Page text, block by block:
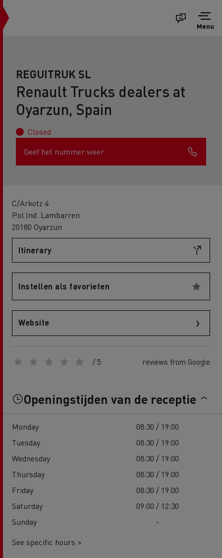
Menu
REGUITRUK SL
Renault Trucks dealers at
Oyarzun, Spain
Closed
Geef het nummer weer
C/Arkotz 4
Pol.Ind. Lambarren
20180 Oyarzun
Itinerary
Instellen als favorieten
Website
/ 5 reviews from Google
Openingstijden van de receptie
Monday
08:30 / 19:00
Tuesday
08:30 / 19:00
Wednesday
08:30 / 19:00
Thursday
08:30 / 19:00
Friday
08:30 / 19:00
Saturday
09:00 / 12:30
Sunday
-
See specific hours >